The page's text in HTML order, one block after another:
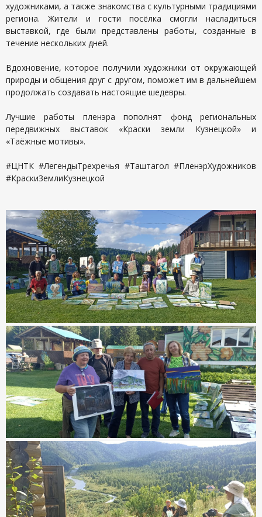
художниками, а также знакомства с культурными традициями
региона. Жители и гости посёлка смогли насладиться
выставкой, где были представлены работы, созданные в
течение нескольких дней.
Вдохновение, которое получили художники от окружающей
природы и общения друг с другом, поможет им в дальнейшем
продолжать создавать настоящие шедевры.
Лучшие работы пленэра пополнят фонд региональных
передвижных выставок «Краски земли Кузнецкой» и
«Таёжные мотивы».
#ЦНТК #ЛегендыТрехречья #Таштагол #ПленэрХудожников
#КраскиЗемлиКузнецкой